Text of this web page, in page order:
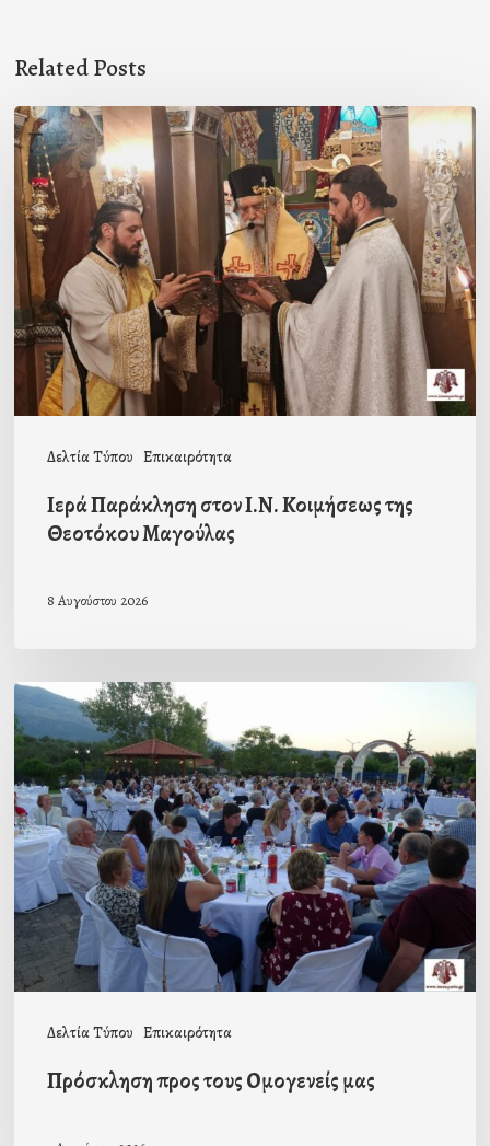
Related Posts
Δελτία Τύπου Επικαιρότητα
Ιερά
Παράκληση
στον
Ι.Ν.
Κοιμήσεως
της
Θεοτόκου
Μαγούλας
Ιερά Παράκληση στον Ι.Ν. Κοιμήσεως της
Θεοτόκου Μαγούλας
8 Αυγούστου 2026
Δελτία Τύπου Επικαιρότητα
Πρόσκληση
προς
τους
Ομογενείς
μας
Πρόσκληση προς τους Ομογενείς μας